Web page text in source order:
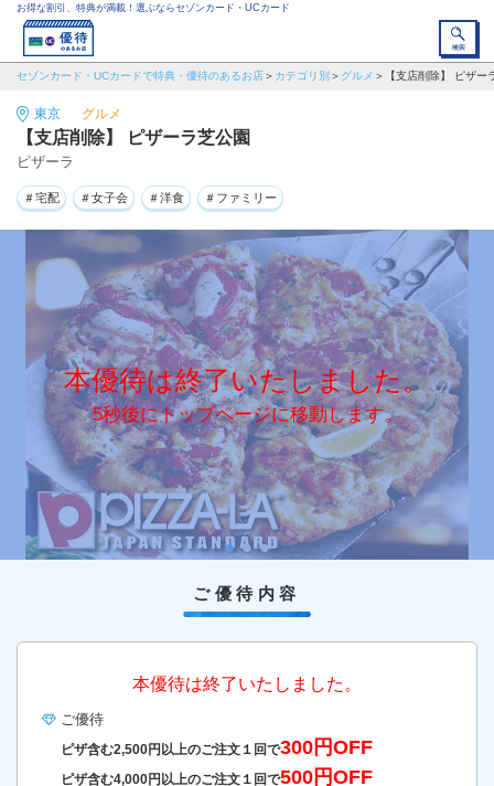
お得な割引、特典が満載！選ぶならセゾンカード・UCカード
セゾンカード・UCカードで特典・優待のあるお店 カテゴリ別 グルメ 【支店削除】 ピザー
東京 グルメ
【支店削除】 ピザーラ芝公園
ピザーラ
＃宅配 ＃女子会 ＃洋食 ＃ファミリー
本優待は終了いたしました。
5秒後にトップページに移動します。
ご優待内容
本優待は終了いたしました。
ご優待
ピザ含む2,500円以上のご注文１回で300円OFF
ピザ含む4,000円以上のご注文１回で500円OFF